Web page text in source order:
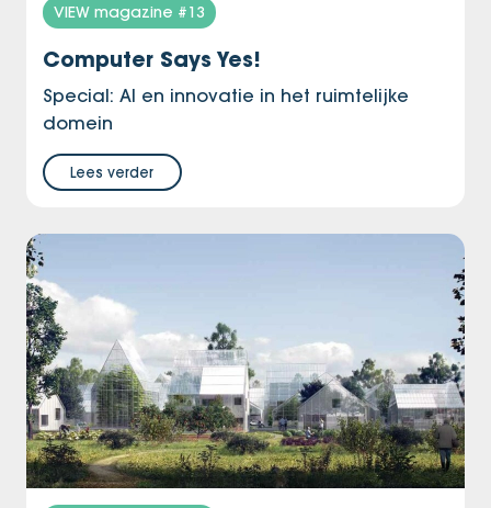
VIEW magazine #13
Computer Says Yes!
Special: AI en innovatie in het ruimtelijke
domein
Lees verder